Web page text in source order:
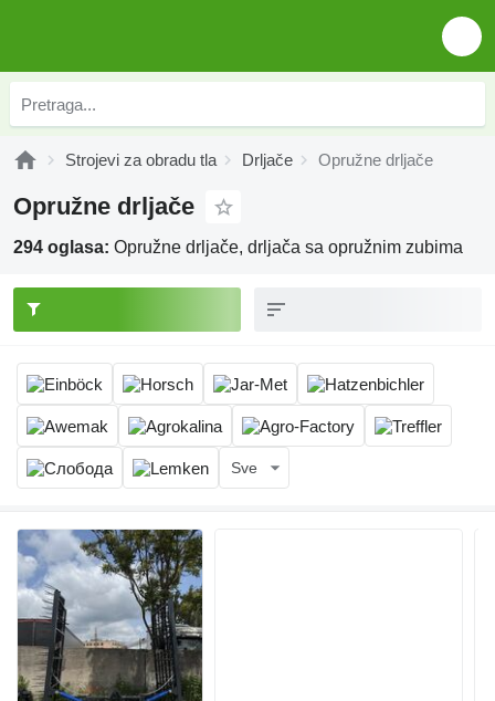
Strojevi za obradu tla Drljače Opružne drljače
Opružne drljače
294 oglasa: Opružne drljače, drljača sa opružnim zubima
Sve